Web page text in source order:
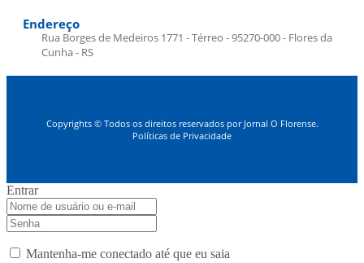
Endereço
Rua Borges de Medeiros 1771 - Térreo - 95270-000 - Flores da
Cunha - RS
Copyrights © Todos os direitos reservados por Jornal O Florense.
Políticas de Privacidade
Entrar
Mantenha-me conectado até que eu saia